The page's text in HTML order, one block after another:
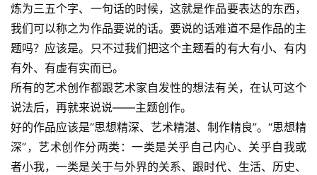
炼为三五个字、一句话的时候，这就是作品要表达的东西，
我们可以称之为作品要说的话。要说的话难道不是作品的主
题吗？应该是。只不过我们把这个主题看的有大有小、有内
有外、有虚有实而已。
所有的艺术创作都跟艺术家自发性的想法有关，在认可这个
说法后，再就来说说——主题创作。
好的作品应该是“思想精深、艺术精湛、制作精良”。“思想精
深”，艺术创作分两类：一类是关乎自己内心、关乎自我或
者小我，一类是关于与外界的关系、跟时代、生活、历史、